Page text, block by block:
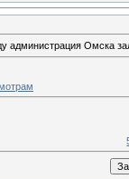
администрация Омска